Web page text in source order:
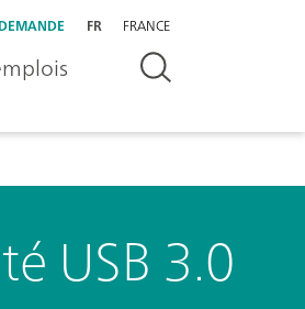
FR FRANCE
USB 3.0